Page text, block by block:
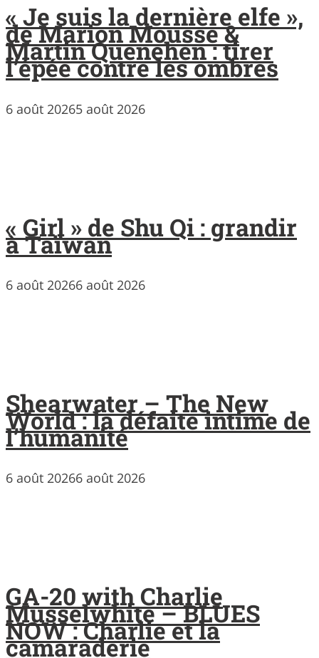
« Je suis la dernière elfe »,
de Marion Mousse &
Martin Quenehen : tirer
l’épée contre les ombres
6 août 20265 août 2026
« Girl » de Shu Qi : grandir
à Taïwan
6 août 20266 août 2026
Shearwater – The New
World : la défaite intime de
l’humanité
6 août 20266 août 2026
GA-20 with Charlie
Musselwhite – BLUES
NOW : Charlie et la
camaraderie